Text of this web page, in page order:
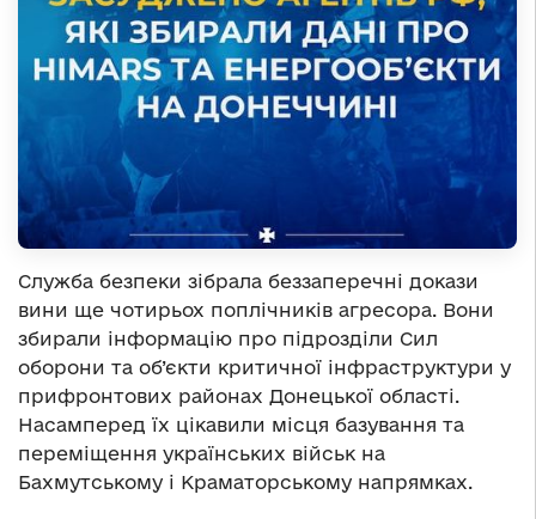
Служба безпеки зібрала беззаперечні докази
вини ще чотирьох поплічників агресора. Вони
збирали інформацію про підрозділи Сил
оборони та об’єкти критичної інфраструктури у
прифронтових районах Донецької області.
Насамперед їх цікавили місця базування та
переміщення українських військ на
Бахмутському і Краматорському напрямках.